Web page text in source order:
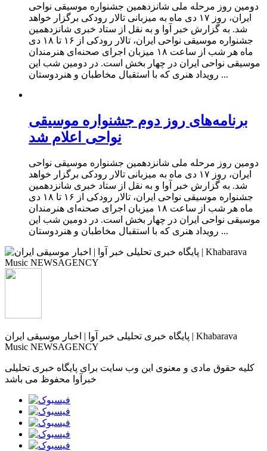
دومین روز مرحله ملی شانزدهمین جشنواره موسیقی نواحی
ایران، روز ۱۷ دی‌ ماه به میزبانی تالار رودکی برگزار خواهد
شد. به گزارش خبر آوا و به نقل از ستاد خبری شانزدهمین
جشنواره موسیقی نواحی ایران، تالار رودکی از ۱۶ تا ۱۸ دی‌
ماه هر شب از ساعت ۱۸ میزبان اجرای صحنه‌ای هنرمندان
موسیقی نواحی ایران در چهار بخش است. در دومین شب این
رویداد هنری که با استقبال مخاطبان و هنردوستان ...
برنامه‌های روز دوم جشنواره موسیقی
نواحی اعلام شد
دومین روز مرحله ملی شانزدهمین جشنواره موسیقی نواحی
ایران، روز ۱۷ دی‌ ماه به میزبانی تالار رودکی برگزار خواهد
شد. به گزارش خبر آوا و به نقل از ستاد خبری شانزدهمین
جشنواره موسیقی نواحی ایران، تالار رودکی از ۱۶ تا ۱۸ دی‌
ماه هر شب از ساعت ۱۸ میزبان اجرای صحنه‌ای هنرمندان
موسیقی نواحی ایران در چهار بخش است. در دومین شب این
رویداد هنری که با استقبال مخاطبان و هنردوستان ...
پایگاه خبری تحلیلی خبر آوا | اخبار موسیقی ایران | Khabarava
Music NEWSAGENCY
کلیه حقوق مادی و معنوی این وب سایت برای پایگاه خبری تحلیلی
خبرآوا محفوظ می باشد